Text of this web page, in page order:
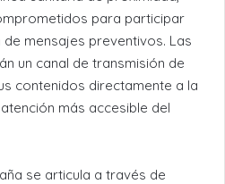
para participar
mensajes preventivos. Las
un canal de transmisión de
contenidos directamente a la
más accesible del
se articula a través de